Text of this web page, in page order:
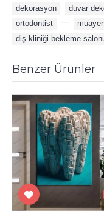
dekorasyon
duvar
ortodontist
diş kliniği bekleme
Benzer Ürünler